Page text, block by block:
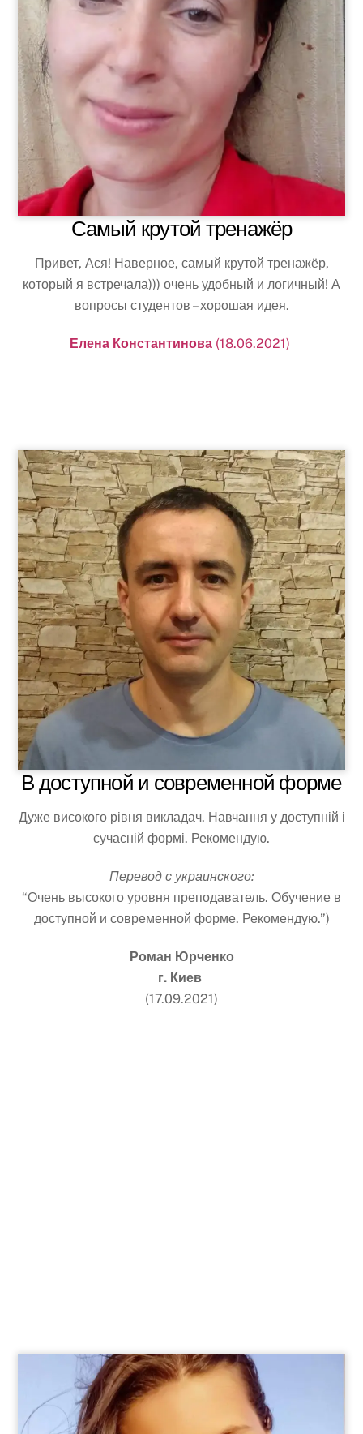
Самый крутой тренажёр
Привет, Ася! Наверное, самый крутой тренажёр,
который я встречала))) очень удобный и логичный! А
вопросы студентов – хорошая идея.
Елена Константинова (18.06.2021)
В доступной и современной форме
Дуже високого рівня викладач. Навчання у доступній і
сучасній формі. Рекомендую.
Перевод с украинского:
“Очень высокого уровня преподаватель. Обучение в
доступной и современной форме. Рекомендую.”)
Роман Юрченко
г. Киев
(17.09.2021)